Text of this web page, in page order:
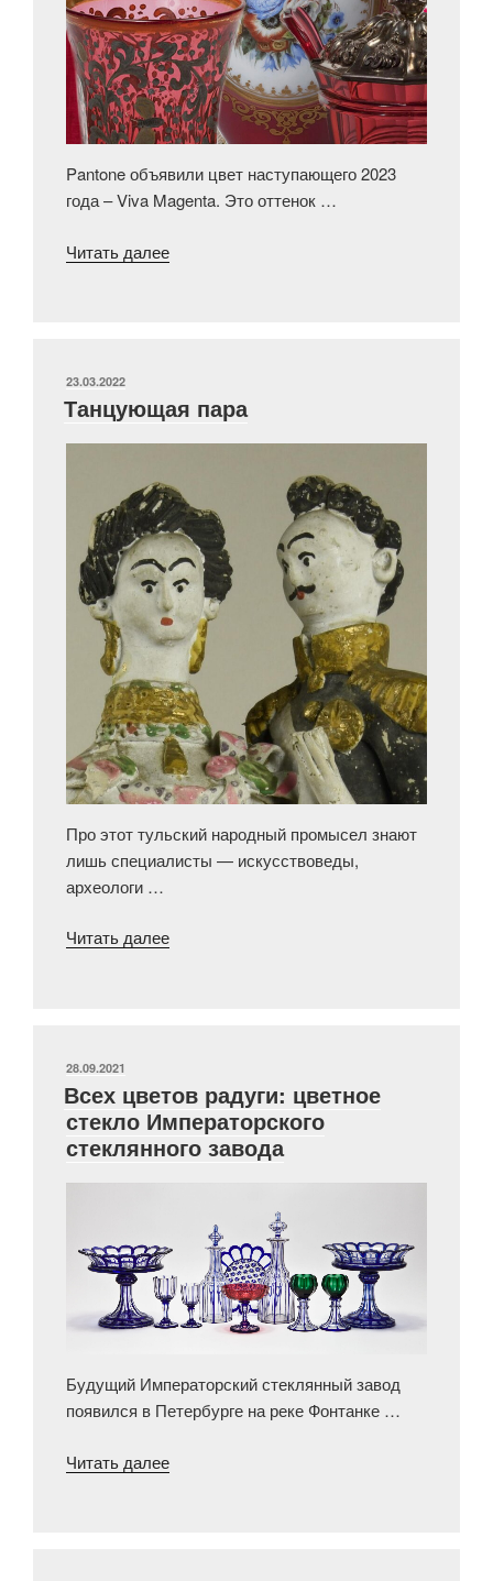
Pantone объявили цвет наступающего 2023
года – Viva Magenta. Это оттенок …
Читать далее«Цвет
ОПУБЛИКОВАНО
23.03.2022
Танцующая пара
Про этот тульский народный промысел знают
лишь специалисты — искусствоведы,
археологи …
Читать далее«Танцующая
ОПУБЛИКОВАНО
28.09.2021
Всех цветов радуги: цветное
стекло Императорского
стеклянного завода
Будущий Императорский стеклянный завод
появился в Петербурге на реке Фонтанке …
Читать далее«Всех